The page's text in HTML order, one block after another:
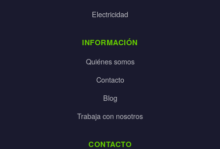
Electricidad
INFORMACIÓN
Quiénes somos
Contacto
Blog
Trabaja con nosotros
CONTACTO